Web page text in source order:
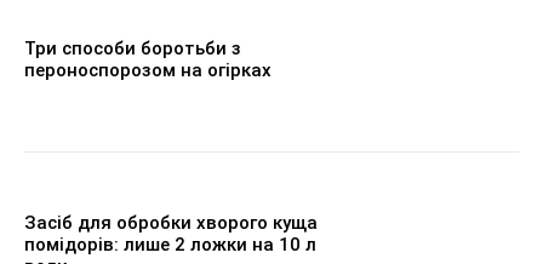
Три способи боротьби з
пероноспорозом на огірках
Засіб для обробки хворого куща
помідорів: лише 2 ложки на 10 л